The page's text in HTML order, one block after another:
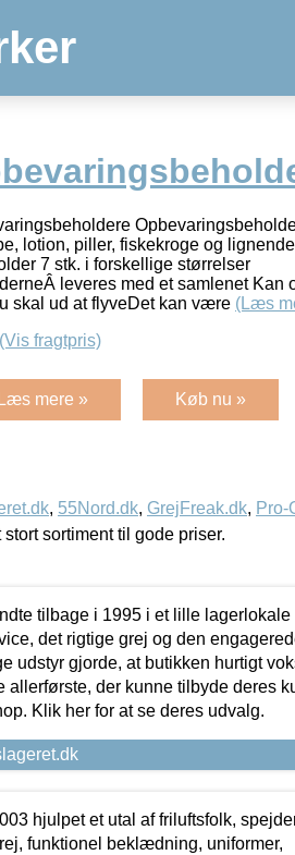
lotion, piller, fiskekroge og
7 stk. i forskellige størrelser
leveres med et samlenet Kan
skal ud at flyveDet kan være (Læs
(Vis fragtpris)
Læs mere » Køb nu »
, 55Nord.dk, GrejFreak.dk, Pro-
sortiment til gode priser.
tilbage i 1995 i et lille lagerlokale
det rigtige grej og den
udstyr gjorde, at butikken hurtigt
allerførste, der kunne tilbyde deres
Klik her for at se deres udvalg.
hjulpet et utal af friluftsfolk,
funktionel beklædning, uniformer,